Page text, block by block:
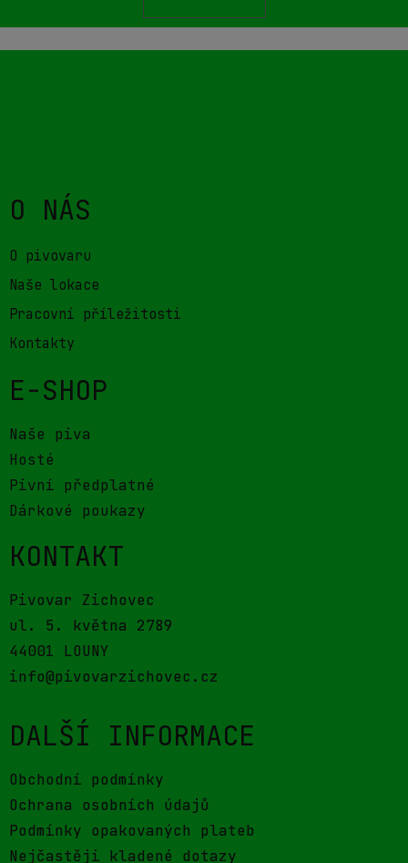
O NÁS
O pivovaru
Naše lokace
Pracovní příležitosti
Kontakty
E-SHOP
Naše piva
Hosté
Pivní předplatné
Dárkové poukazy
KONTAKT
Pivovar Zichovec
ul. 5. května 2789
44001 LOUNY
info@pivovarzichovec.cz
DALŠÍ INFORMACE
Obchodní podmínky
Ochrana osobních údajů
Podmínky opakovaných plateb
Nejčastěji kladené dotazy